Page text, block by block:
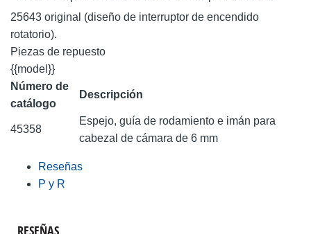
25643 original (diseño de interruptor de encendido
rotatorio).
Piezas de repuesto
{{model}}
Número de
catálogo
Descripción
45358
Espejo, guía de rodamiento e imán para
cabezal de cámara de 6 mm
Reseñas
P y R